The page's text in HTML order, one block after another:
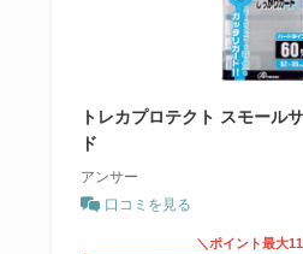
トレカプロテクト スモール
ド
アンサー
口コミを見る
＼ポイント最大